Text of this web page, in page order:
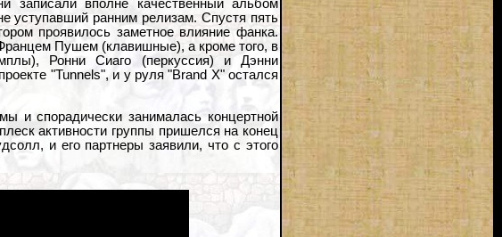
записали вполне качественный альбом
уступавший ранним релизам. Спустя пять
проявилось заметное влияние фанка.
Пушем (клавишные), а кроме того, в
Ронни Сиаго (перкуссия) и Дэнни
"Tunnels", и у руля "Brand X" остался
и спорадически занималась концертной
активности группы пришелся на конец
и его партнеры заявили, что с этого